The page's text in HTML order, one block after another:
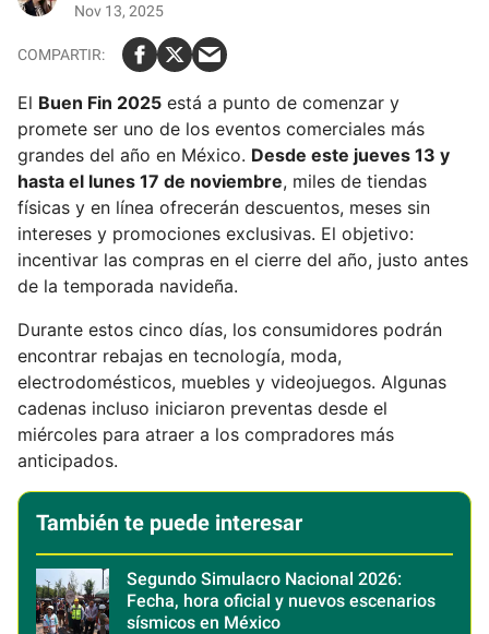
Nov 13, 2025
El Buen Fin 2025 está a punto de comenzar y
promete ser uno de los eventos comerciales más
grandes del año en México. Desde este jueves 13 y
hasta el lunes 17 de noviembre, miles de tiendas
físicas y en línea ofrecerán descuentos, meses sin
intereses y promociones exclusivas. El objetivo:
incentivar las compras en el cierre del año, justo antes
de la temporada navideña.
Durante estos cinco días, los consumidores podrán
encontrar rebajas en tecnología, moda,
electrodomésticos, muebles y videojuegos. Algunas
cadenas incluso iniciaron preventas desde el
miércoles para atraer a los compradores más
anticipados.
También te puede interesar
Segundo Simulacro Nacional 2026:
Fecha, hora oficial y nuevos escenarios
sísmicos en México